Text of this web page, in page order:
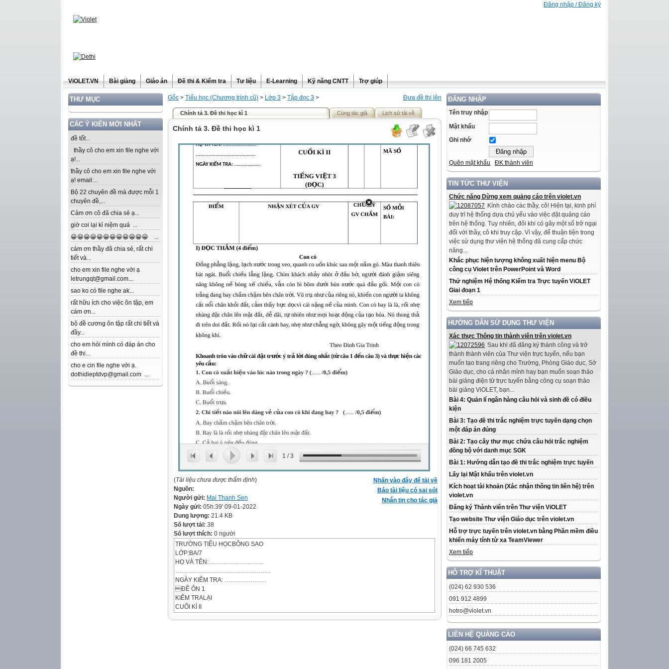
Đăng nhập / Đăng ký
ViOLET.VN Bài giảng Giáo án Đề thi & Kiểm tra Tư liệu E-Learning Kỹ năng CNTT Trợ giúp
THƯ MỤC
CÁC Ý KIẾN MỚI NHẤT
đề tốt...
thầy cô cho em xin file nghe với
ạ!...
thầy cô cho em xin file nghe với
ạ! email:...
Bộ 22 chuyên đề mà được mỗi 1
chuyên đề,...
Cảm ơn cô đã chia sẻ ạ...
giờ coi lại kỉ niệm quá ...
😀😀😀😀😀😀😀😀😀😀😀😀 ...
cám ơn thầy đã chia sẻ, rất chi
tiết và...
cho em xin file nghe với ạ
letrungqt@gmail.com...
sao ko có file nghe ak...
rất hữu ích cho việc ôn tập, em
cám ơn...
bộ đề cương ôn tập rất chi tiết và
đầy...
cho em hỏi mình có đáp án cho
đề thi...
cho e cin file nghe với ạ.
dothidieptdvp@gmail.com ...
ĐĂNG NHẬP
Tên truy nhập
Mật khẩu
Ghi nhớ
Quên mật khẩu ĐK thành viên
TIN TỨC THƯ VIỆN
Chức năng Dừng xem quảng cáo trên violet.vn
Kính chào các thầy, cô! Hiện tại, kinh phí
duy trì hệ thống dựa chủ yếu vào việc đặt quảng cáo
trên hệ thống. Tuy nhiên, đôi khi có gây một số trở ngại
đối với thầy, cô khi truy cập. Vì vậy, để thuận tiện trong
việc sử dụng thư viện hệ thống đã cung cấp chức
năng...
Khắc phục hiện tượng không xuất hiện menu Bộ
công cụ Violet trên PowerPoint và Word
Thử nghiệm Hệ thống Kiểm tra Trực tuyến ViOLET
Giai đoạn 1
Xem tiếp
HƯỚNG DẪN SỬ DỤNG THƯ VIỆN
Xác thực Thông tin thành viên trên violet.vn
Sau khi đã đăng ký thành công và trở
thành thành viên của Thư viện trực tuyến, nếu bạn
muốn tạo trang riêng cho Trường, Phòng Giáo dục, Sở
Giáo dục, cho cá nhân mình hay bạn muốn soạn thảo
bài giảng điện tử trực tuyến bằng công cụ soạn thảo
bài giảng ViOLET, bạn...
Bài 4: Quản lí ngân hàng câu hỏi và sinh đề có điều
kiện
Bài 3: Tạo đề thi trắc nghiệm trực tuyến dạng chọn
một đáp án đúng
Bài 2: Tạo cây thư mục chứa câu hỏi trắc nghiệm
đồng bộ với danh mục SGK
Bài 1: Hướng dẫn tạo đề thi trắc nghiệm trực tuyến
Lấy lại Mật khẩu trên violet.vn
Kích hoạt tài khoản (Xác nhận thông tin liên hệ) trên
violet.vn
Đăng ký Thành viên trên Thư viện ViOLET
Tạo website Thư viện Giáo dục trên violet.vn
Hỗ trợ trực tuyến trên violet.vn bằng Phần mềm điều
khiển máy tính từ xa TeamViewer
Xem tiếp
HỖ TRỢ KĨ THUẬT
(024) 62 930 536
091 912 4899
hotro@violet.vn
LIÊN HỆ QUẢNG CÁO
(024) 66 745 632
096 181 2005
Đưa đề thi lên
Gốc > Tiểu học (Chương trình cũ) > Lớp 3 > Tập đọc 3 >
Chính tả 3. Đề thi học kì 1 Cùng tác giả Lịch sử tải về
Chính tả 3. Đề thi học kì 1
1 /3
Nhấn vào đây để tải về
Báo tài liệu có sai sót
Nhắn tin cho tác giả
(Tài liệu chưa được thẩm định)
Nguồn:
Người gửi: Mai Thanh Sen
Ngày gửi: 05h:39' 09-01-2022
Dung lượng: 21.4 KB
Số lượt tải: 38
Số lượt thích: 0 người
TRƯỜNG TIỂU HỌCBÔNG SAO
LỚP:BA/7
HỌ VÀ TÊN: ………………………
…………………………………………
NGÀY KIỂM TRA: …………………
ĐỀ ÔN 1
KIỂM TRALẠI
CUỐI KÌ II